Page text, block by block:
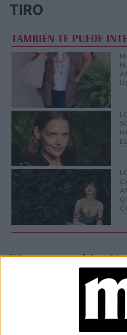
TIRO
TAMBIÉN TE PUEDE
El tiro paraganar estaturadebe
efecto visual ayuda a estilizar las
sensación de unas más largas y